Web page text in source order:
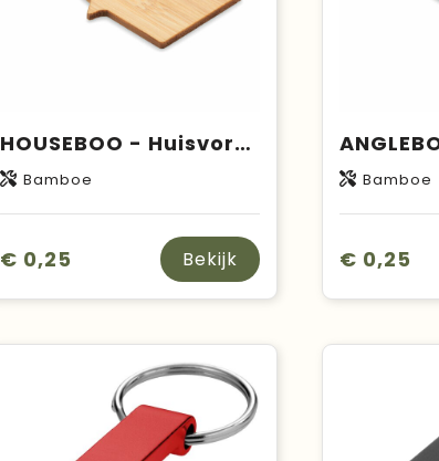
HOUSEBOO - Huisvorm bamboe sleutelhanger
Bamboe
€ 0,25 Bekijk
Bamboe
€ 0,25